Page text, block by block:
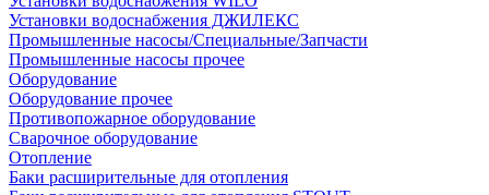
Установки водоснабжения ДЖИЛЕКС
Промышленные насосы/Специальные/Запчасти
Промышленные насосы прочее
Оборудование
Оборудование прочее
Противопожарное оборудование
Сварочное оборудование
Отопление
Баки расширительные для отопления